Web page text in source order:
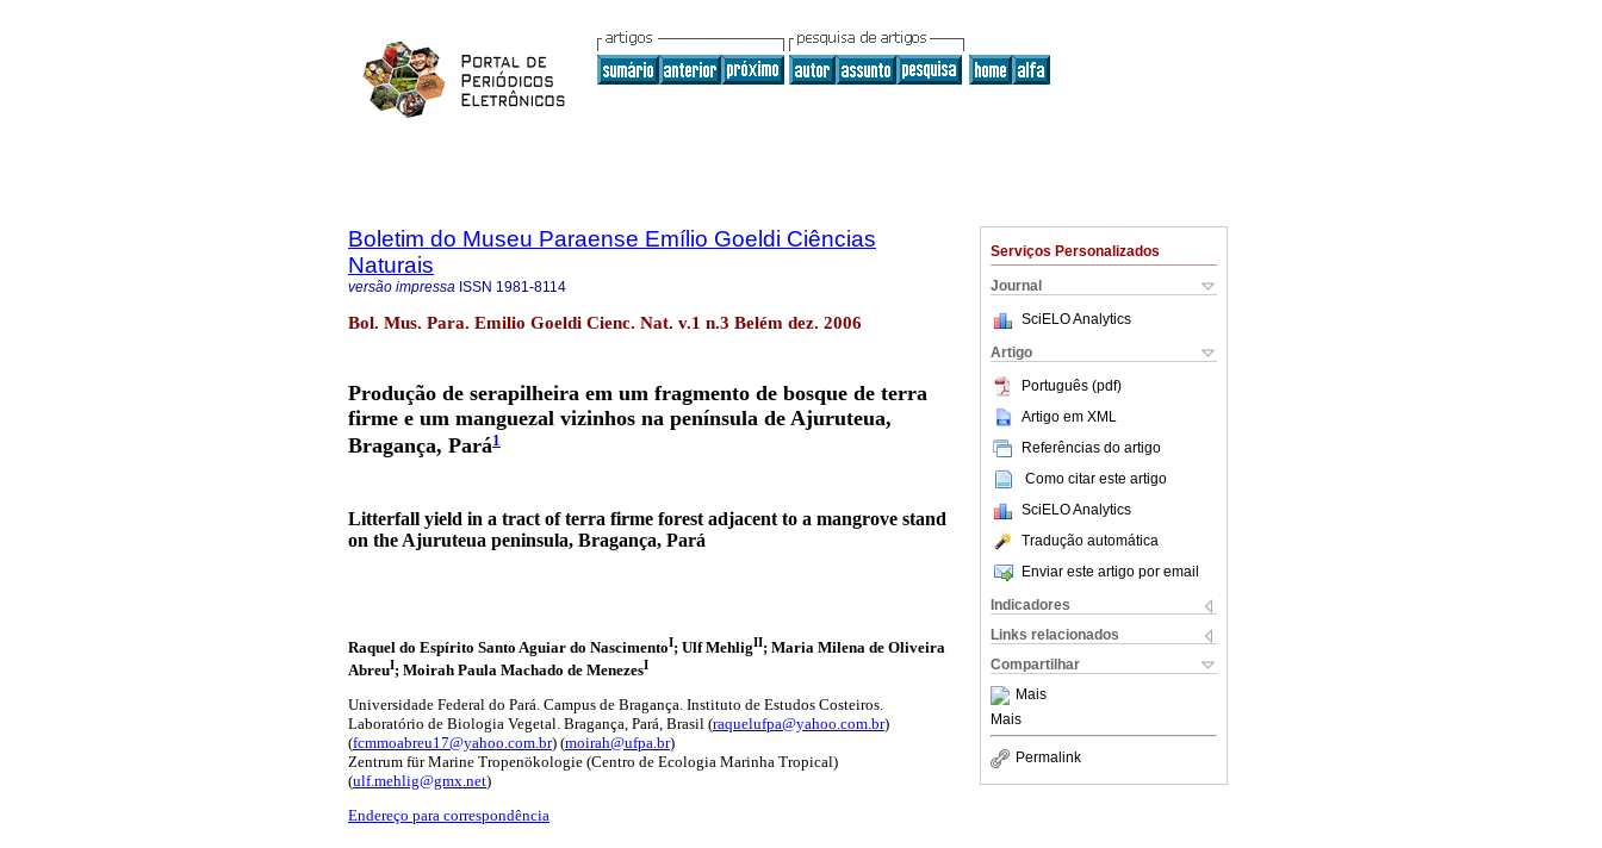
Serviços Personalizados
Journal
SciELO Analytics
Artigo
Português (pdf)
Artigo em XML
Referências do artigo
Como citar este artigo
SciELO Analytics
Tradução automática
Enviar este artigo por email
Indicadores
Links relacionados
Compartilhar
Mais
Mais
Permalink
Boletim do Museu Paraense Emílio Goeldi Ciências
Naturais
versão impressa ISSN 1981-8114
Bol. Mus. Para. Emilio Goeldi Cienc. Nat. v.1 n.3 Belém dez. 2006
Produção de serapilheira em um fragmento de bosque de terra
firme e um manguezal vizinhos na península de Ajuruteua,
Bragança, Pará1
Litterfall yield in a tract of terra firme forest adjacent to a mangrove stand
on the Ajuruteua peninsula, Bragança, Pará
Raquel do Espírito Santo Aguiar do NascimentoI; Ulf MehligII; Maria Milena de Oliveira
AbreuI; Moirah Paula Machado de MenezesI
Universidade Federal do Pará. Campus de Bragança. Instituto de Estudos Costeiros.
Laboratório de Biologia Vegetal. Bragança, Pará, Brasil (raquelufpa@yahoo.com.br)
(fcmmoabreu17@yahoo.com.br) (moirah@ufpa.br)
Zentrum für Marine Tropenökologie (Centro de Ecologia Marinha Tropical)
(ulf.mehlig@gmx.net)
Endereço para correspondência